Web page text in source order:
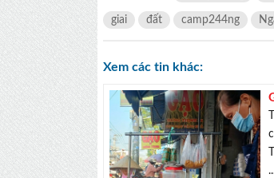
giai đất camp244ng
Xem các tin khác: